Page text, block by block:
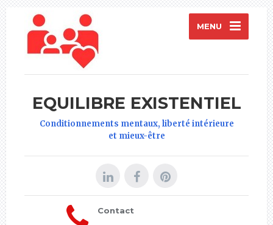
MENU
EQUILIBRE EXISTENTIEL
Conditionnements mentaux, liberté intérieure
et mieux-être
Contact